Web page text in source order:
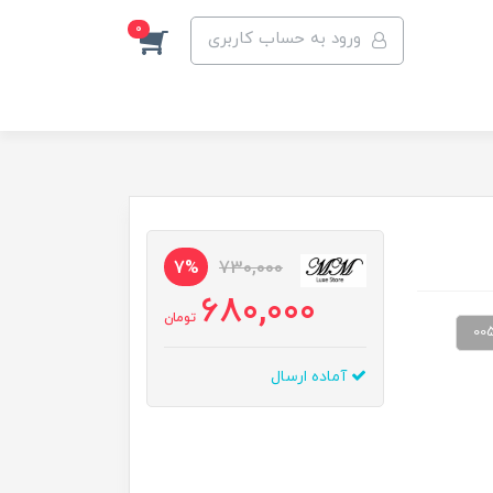
ورود به حساب کاربری 0
730,000
7%
680,000 تومان
آماده ارسال